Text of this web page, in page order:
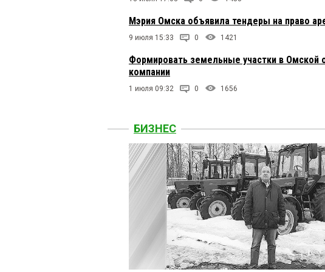
Михаил, стесняюсь спросить, вы
средний класс — это те кто
предприниматель это олигарх?
На мой взгляд вопрос стоит в
киосочниками- своим все, чужим
Михаил 9 декабря 2020 в 08:04:
Яковенко, «неимущие бедные
Горожанин 8 декабря 2020 в 21:14:
Омские чиновники
Мэрия Омска объявила тендеры на право
9 июля 15:33 0 1421
Формировать земельные участки в Омской
компании
1 июля 09:32 0 1656
БИЗНЕС